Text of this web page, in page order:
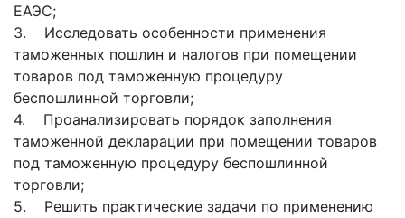
ЕАЭС;
3. Исследовать особенности применения
таможенных пошлин и налогов при помещении
товаров под таможенную процедуру
беспошлинной торговли;
4. Проанализировать порядок заполнения
таможенной декларации при помещении товаров
под таможенную процедуру беспошлинной
торговли;
5. Решить практические задачи по применению